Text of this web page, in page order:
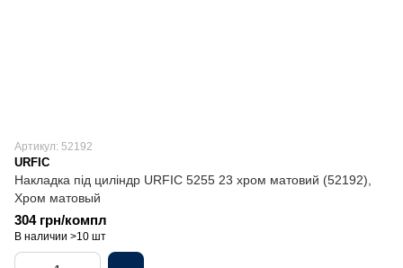
Артикул: 52192
URFIC
Накладка під циліндр URFIC 5255 23 хром матовий (52192),
Хром матовый
304 грн/компл
В наличии >10 шт